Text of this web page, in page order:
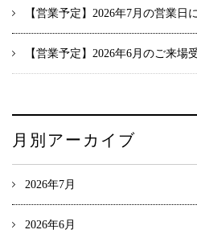
【営業予定】2026年7月の営業日
【営業予定】2026年6月のご来場
月別アーカイブ
2026年7月
2026年6月